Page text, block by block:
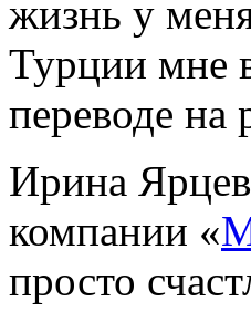
жизнь у
Турции мне
переводе на
Ирина
компании «
просто